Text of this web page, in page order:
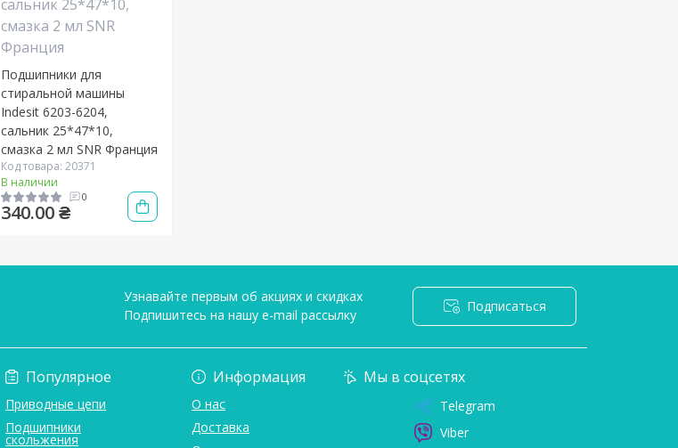
Подшипники для
стиральной машины
Indesit 6203-6204,
сальник 25*47*10,
смазка 2 мл SNR Франция
Код товара: 20371
В наличии
0
340.00 ₴
Узнавайте первым об акциях и скидках
Подпишитесь на нашу e-mail рассылку
Подписаться
Популярное
Приводные цепи
Подшипники
скольжения
Информация
О нас
Доставка
Мы в соцсетях
Telegram
Viber